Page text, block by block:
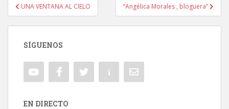
Navegación de entradas
UNA VENTANA AL CIELO “Angélica Morales , bloguera”
SÍGUENOS
EN DIRECTO